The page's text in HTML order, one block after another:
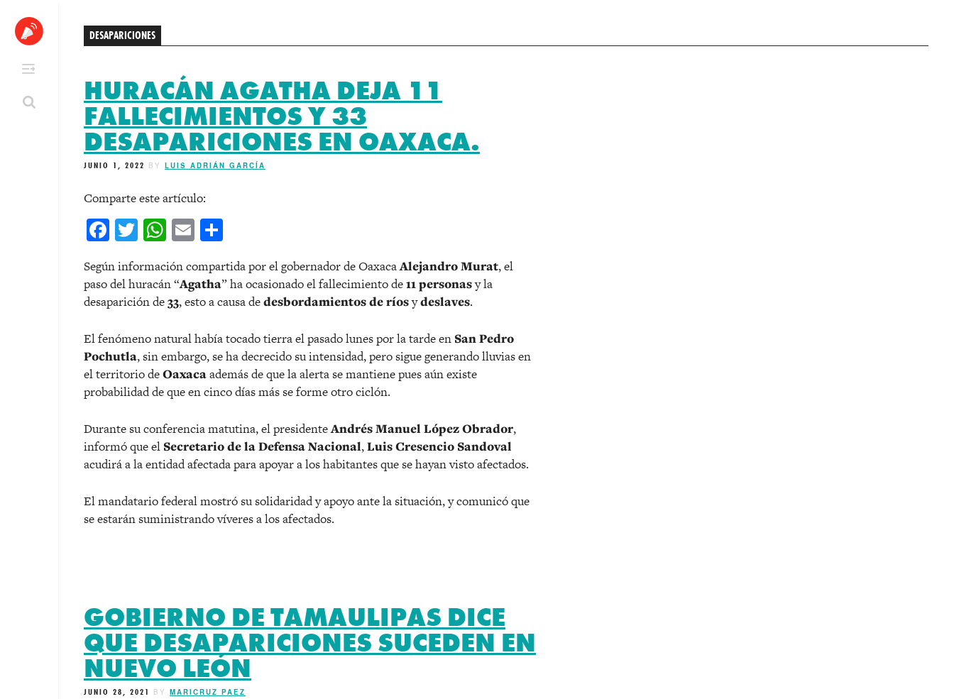
content
DESAPARICIONES
HURACÁN AGATHA DEJA 11
FALLECIMIENTOS Y 33
DESAPARICIONES EN OAXACA.
JUNIO 1, 2022 BY LUIS ADRIÁN GARCÍA
Comparte este artículo:
Facebook
Twitter
WhatsApp
Email
Según información compartida por el gobernador de OaxacaAlejandro Murat, el
paso del huracán “Agatha” ha ocasionado el fallecimiento de11 personasy la
desaparición de33, esto a causa dedesbordamientos de ríosydeslaves.
El fenómeno natural había tocado tierra el pasado lunes por la tarde en San Pedro
Pochutla, sin embargo, se ha decrecido su intensidad, pero sigue generando lluvias en
el territorio deOaxacaademás de que la alerta se mantiene pues aún existe
probabilidad de que en cinco días más se forme otro ciclón.
Durante su conferencia matutina, el presidenteAndrés Manuel López Obrador,
informó que el Secretario de la Defensa Nacional,Luis Cresencio Sandoval
acudirá a la entidad afectada para apoyar a los habitantes que se hayan visto afectados.
El mandatario federal mostró su solidaridad y apoyo ante la situación, y comunicó que
se estarán suministrando víveres a los afectados.
GOBIERNO DE TAMAULIPAS DICE
QUE DESAPARICIONES SUCEDEN EN
NUEVO LEÓN
JUNIO 28, 2021 BY MARICRUZ PAEZ